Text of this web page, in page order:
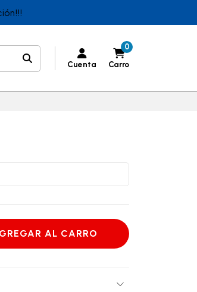
Cuenta
0
Carro
AL CARRO